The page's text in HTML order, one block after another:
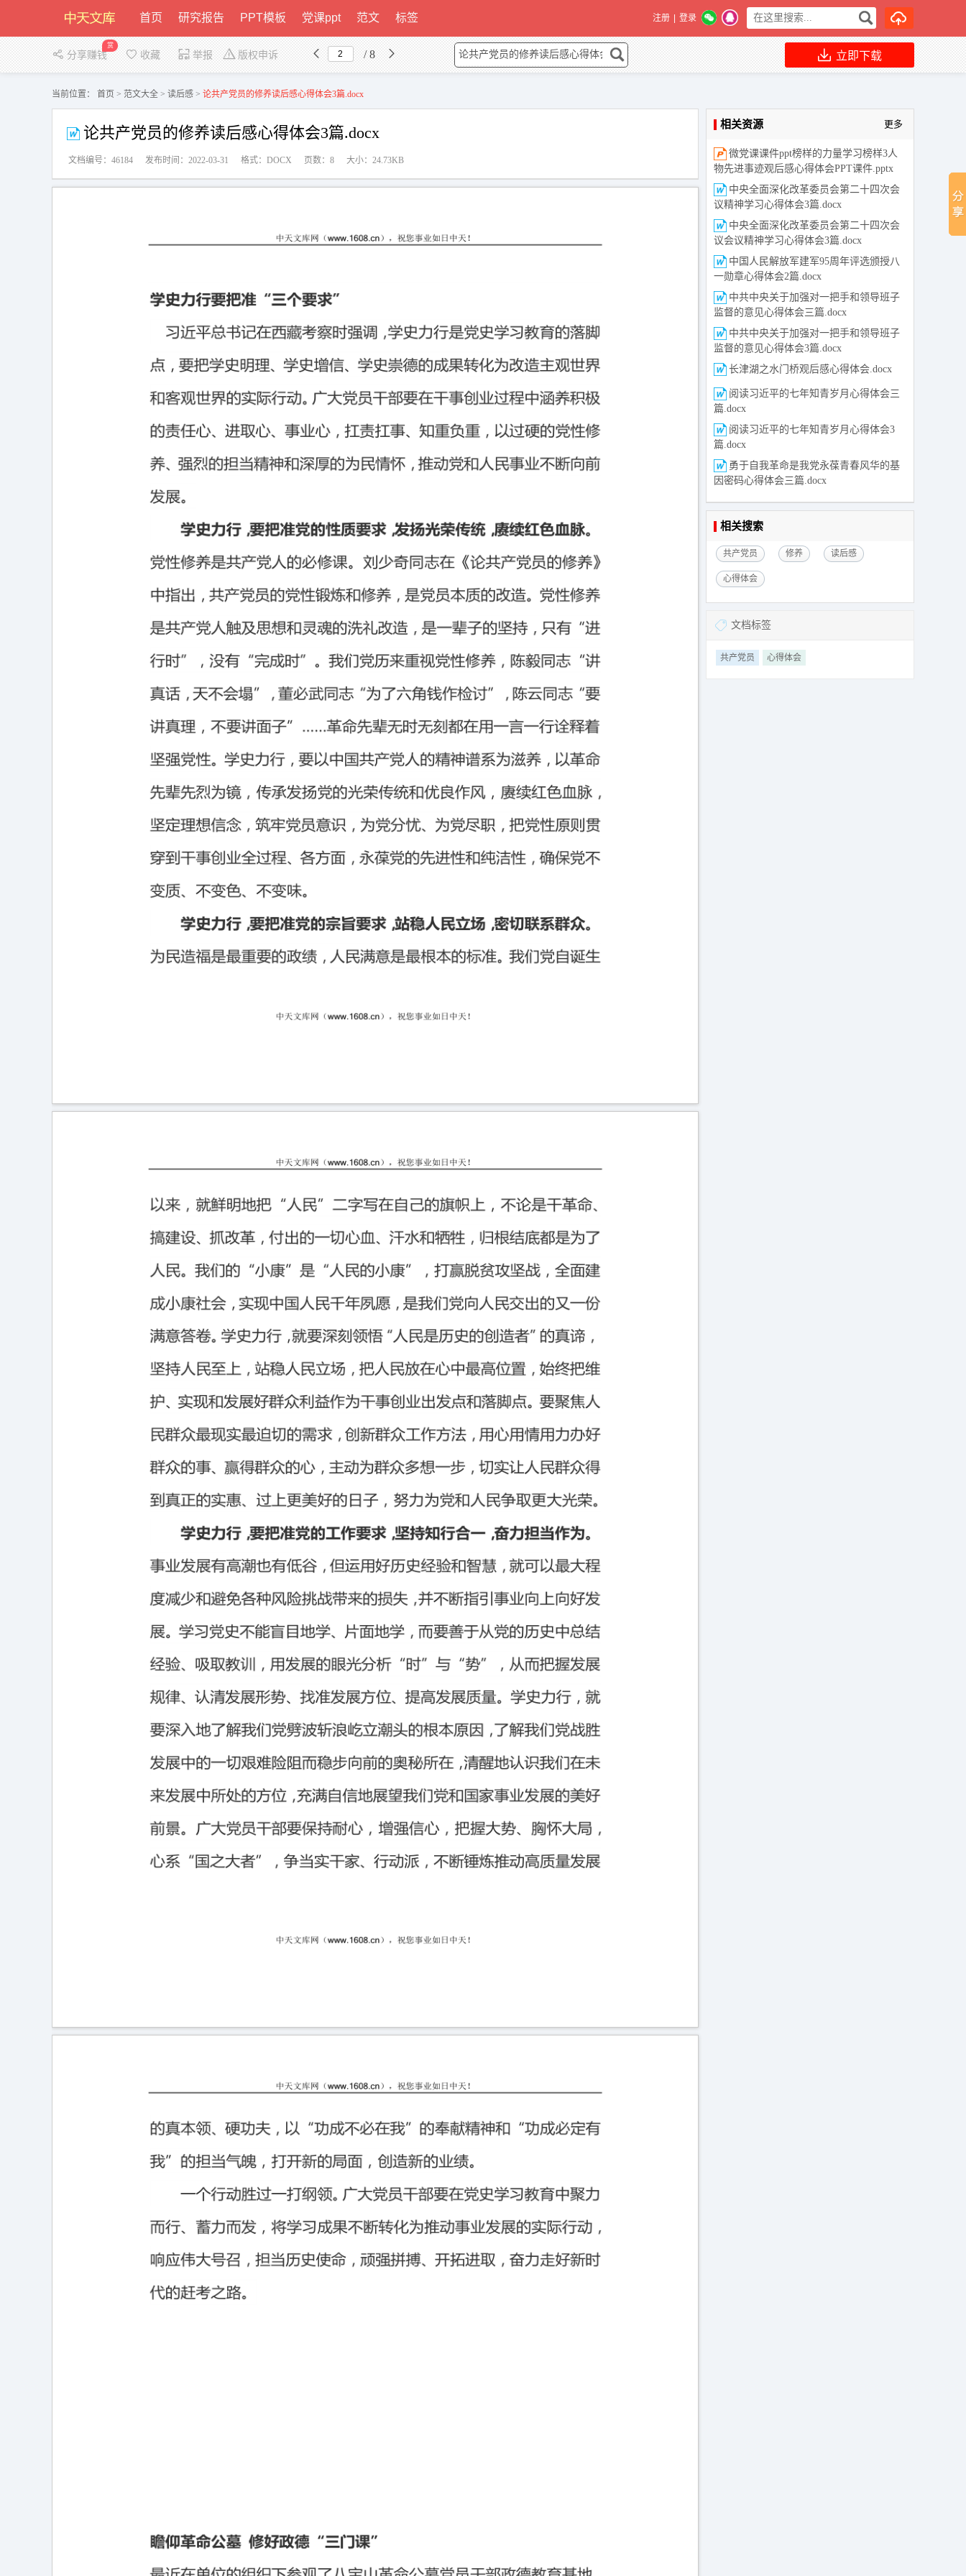
首页 研究报告 PPT模板 党课ppt 范文 标签 注册 登录
分享赚钱
赏
收藏 举报 版权申诉 / 8 立即下载
当前位置： 首页 > 范文大全 > 读后感 > 论共产党员的修养读后感心得体会3篇.docx
论共产党员的修养读后感心得体会3篇.docx
文档编号：46184 发布时间：2022-03-31 格式：DOCX 页数：8 大小：24.73KB
相关资源 更多
微党课课件ppt榜样的力量学习榜样3人
物先进事迹观后感心得体会PPT课件.pptx
中央全面深化改革委员会第二十四次会
议精神学习心得体会3篇.docx
中央全面深化改革委员会第二十四次会
议会议精神学习心得体会3篇.docx
中国人民解放军建军95周年评选颁授八
一勋章心得体会2篇.docx
中共中央关于加强对一把手和领导班子
监督的意见心得体会三篇.docx
中共中央关于加强对一把手和领导班子
监督的意见心得体会3篇.docx
长津湖之水门桥观后感心得体会.docx
阅读习近平的七年知青岁月心得体会三
篇.docx
阅读习近平的七年知青岁月心得体会3
篇.docx
勇于自我革命是我党永葆青春风华的基
因密码心得体会三篇.docx
相关搜索
共产党员 修养 读后感
心得体会
文档标签
共产党员 心得体会